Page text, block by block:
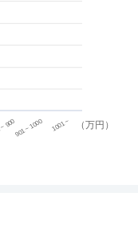
（万円）
900901 ~ 1000 1001 ~